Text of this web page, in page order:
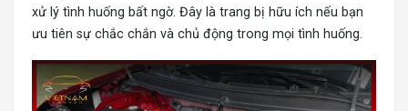
xử lý tình huống bất ngờ. Đây là trang bị hữu ích nếu bạn
ưu tiên sự chắc chắn và chủ động trong mọi tình huống.